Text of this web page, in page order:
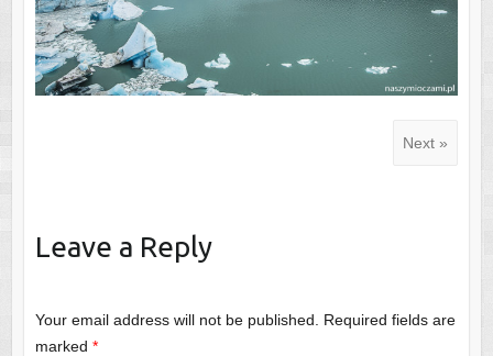
Next »
Leave a Reply
Your email address will not be published.
Required fields are
marked *